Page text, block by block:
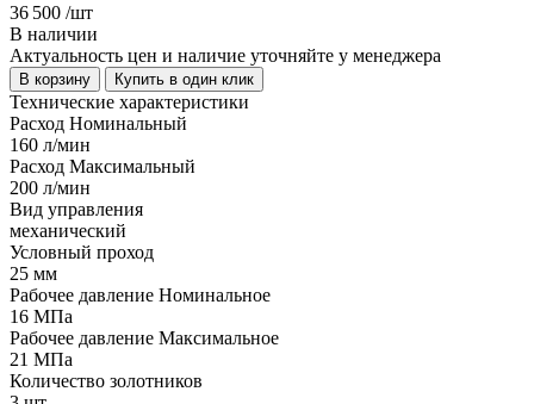
36 500 /шт
В наличии
Актуальность цен и наличие уточняйте у менеджера
В корзину Купить в один клик
Технические характеристики
Расход Номинальный
160 л/мин
Расход Максимальный
200 л/мин
Вид управления
механический
Условный проход
25 мм
Рабочее давление Номинальное
16 МПа
Рабочее давление Максимальное
21 МПа
Количество золотников